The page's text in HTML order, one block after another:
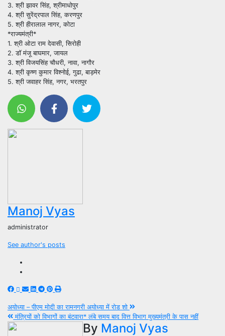
3. श्री झावर सिंह, श्रीमाधोपुर
4. श्री सुरेंद्रपाल सिंह, करणपुर
5. श्री हीरालाल नागर, कोटा
*राज्यमंत्री*
1. श्री ओटा राम देवासी, सिरोही
2. डॉ मंजू बाघमार, जायल
3. श्री विजयसिंह चौधरी, नावा, नागौर
4. श्री कृष्ण कुमार विश्नोई, गुढा, बाड़मेर
5. श्री जवाहर सिंह, नगर, भरतपुर
Manoj Vyas
administrator
See author's posts
Post
navigation
अयोध्या – पीएम मोदी का रामनगरी अयोध्या में रोड शो
मंत्रियों को विभागों का बंटवारा* लंबे समय बाद वित्त विभाग मुख्यमंत्री के पास नहीं
By Manoj Vyas